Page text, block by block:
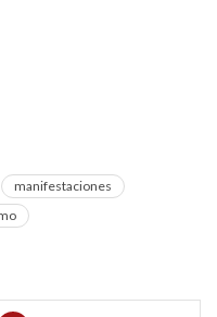
manifestaciones